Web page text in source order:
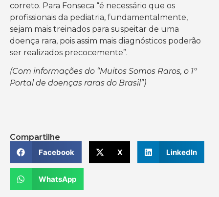
correto. Para Fonseca “é necessário que os
profissionais da pediatria, fundamentalmente,
sejam mais treinados para suspeitar de uma
doença rara, pois assim mais diagnósticos poderão
ser realizados precocemente”.
(Com informações do “Muitos Somos Raros, o 1º
Portal de doenças raras do Brasil”)
Compartilhe
Facebook
X LinkedIn
WhatsApp